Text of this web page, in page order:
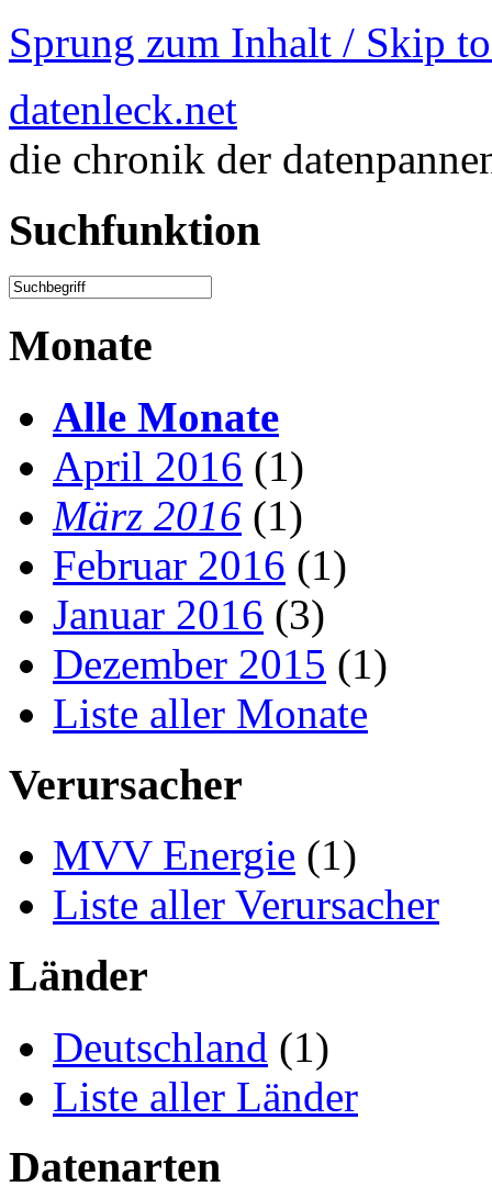
Sprung zum Inhalt / Skip
datenleck.net
die chronik der
Suchfunktion
Monate
Alle Monate
April 2016 (1)
März 2016 (1)
Februar 2016 (1)
Januar 2016 (3)
Dezember 2015 (1)
Liste aller Monate
Verursacher
MVV Energie (1)
Liste aller Verursacher
Länder
Deutschland (1)
Liste aller Länder
Datenarten